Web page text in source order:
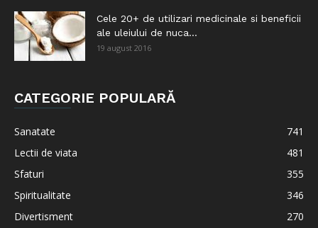
Cele 20+ de utilizari medicinale si beneficii
ale uleiului de nuca...
19 august 2016
CATEGORIE POPULARĂ
Sanatate
741
Lectii de viata
481
Sfaturi
355
Spiritualitate
346
Divertisment
270